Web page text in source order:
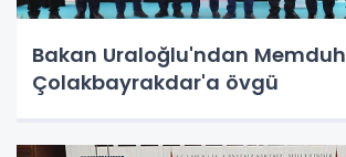
Bakan Uraloğlu'ndan Memduh
Çolakbayrakdar'a övgü